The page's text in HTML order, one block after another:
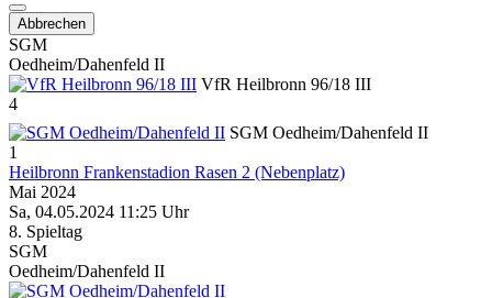
Abbrechen
SGM
Oedheim/Dahenfeld II
VfR Heilbronn 96/18 III
4
SGM Oedheim/Dahenfeld II
1
Heilbronn Frankenstadion Rasen 2 (Nebenplatz)
Mai 2024
Sa, 04.05.2024 11:25 Uhr
8. Spieltag
SGM
Oedheim/Dahenfeld II